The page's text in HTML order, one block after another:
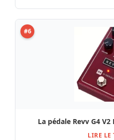
#6
La pédale Revv G4
LIRE LE